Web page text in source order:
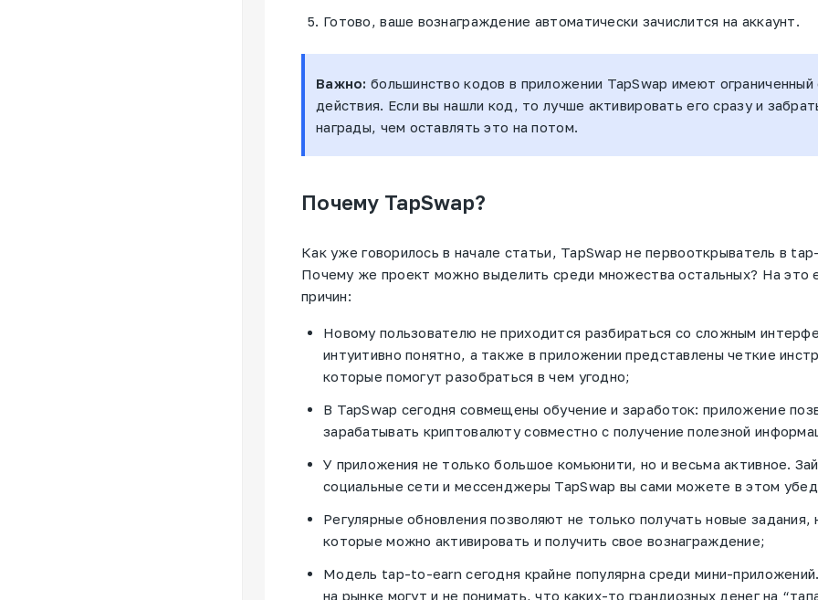
Готово, ваше вознаграждение автоматически зачислится на аккаунт.
Важно: большинство кодов в приложении TapSwap имеют ограниченный
действия. Если вы нашли код, то лучше активировать его сразу и
награды, чем оставлять это на потом.
Почему TapSwap?
Как уже говорилось в начале статьи, TapSwap не первооткрыватель в
Почему же проект можно выделить среди множества остальных? На это
причин:
Новому пользователю не приходится разбираться со сложным
интуитивно понятно, а также в приложении представлены четкие
которые помогут разобраться в чем угодно;
В TapSwap сегодня совмещены обучение и заработок: приложение
зарабатывать криптовалюту совместно с получение полезной
У приложения не только большое комьюнити, но и весьма активное.
социальные сети и мессенджеры TapSwap вы сами можете в этом
Регулярные обновления позволяют не только получать новые задания,
которые можно активировать и получить свое вознаграждение;
Модель tap-to-earn сегодня крайне популярна среди мини-
на рынке могут и не понимать, что каких-то грандиозных денег на